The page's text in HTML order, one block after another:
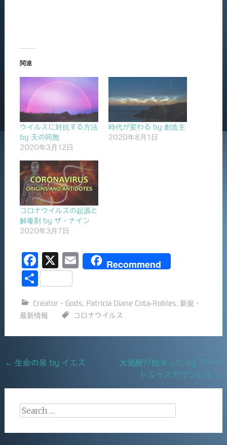
関連
ウイルスに対抗する方法
by 天の同胞
2020年3月12日
時代が変わる by 創造主
2020年8月1日
コロナウイルスの起源と
解毒剤 by ザ・ナイン
2020年3月7日
F
a
e
o
o
X
E
l
Recommend
共
Creator・Gods Patricia Diane Cota-Robles
新規・
最新情報
コロナウイルス
Post
← 生命の泉 by イエス
大覚醒が始まった by アーク
トルゥスカウンシル →
Search